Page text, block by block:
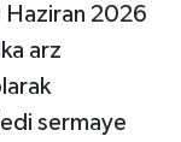
Haziran 2026
arz
sermaye